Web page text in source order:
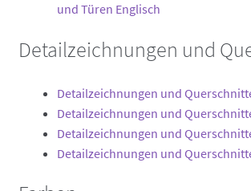
und Türen Englisch
Detailzeichnungen und
Detailzeichnungen und
Detailzeichnungen und
Detailzeichnungen und
Detailzeichnungen und